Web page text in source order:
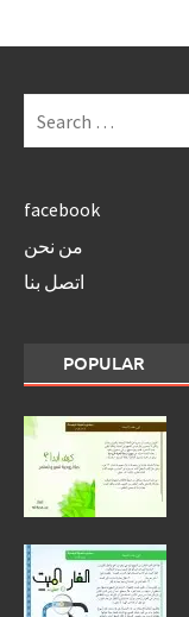
for:
facebook
من نحن
اتصل بنا
POPULAR